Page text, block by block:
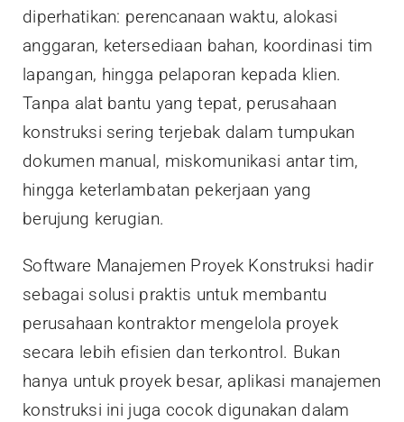
diperhatikan: perencanaan waktu, alokasi
anggaran, ketersediaan bahan, koordinasi tim
lapangan, hingga pelaporan kepada klien.
Tanpa alat bantu yang tepat, perusahaan
konstruksi sering terjebak dalam tumpukan
dokumen manual, miskomunikasi antar tim,
hingga keterlambatan pekerjaan yang
berujung kerugian.
Software Manajemen Proyek Konstruksi hadir
sebagai solusi praktis untuk membantu
perusahaan kontraktor mengelola proyek
secara lebih efisien dan terkontrol. Bukan
hanya untuk proyek besar, aplikasi manajemen
konstruksi ini juga cocok digunakan dalam